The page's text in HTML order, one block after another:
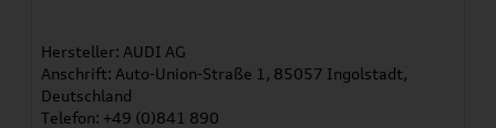
Hersteller: AUDI AG
Anschrift: Auto-Union-Straße 1, 85057 Ingolstadt,
Deutschland
Telefon: +49 (0)841 890